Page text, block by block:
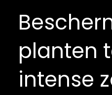
planten
intense